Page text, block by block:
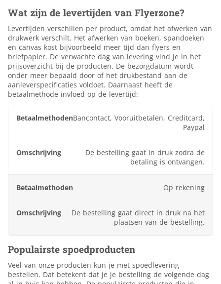
Wat zijn de levertijden van Flyerzone?
Levertijden verschillen per product, omdat het afwerken van
drukwerk verschilt. Het afwerken van boeken, spandoeken
en canvas kost bijvoorbeeld meer tijd dan flyers en
briefpapier. De verwachte dag van levering vind je in het
prijsoverzicht bij de producten. De bezorgdatum wordt
onder meer bepaald door of het drukbestand aan de
aanleverspecificaties voldoet. Daarnaast heeft de
betaalmethode invloed op de levertijd:
Betaalmethoden Omschrijving
Bancontact, Vooruitbetalen, Creditcard,
Paypal
De bestelling gaat in druk zodra de
betaling is ontvangen.
Op rekening
De bestelling gaat direct in druk na het
plaatsen van de bestelling.
Populairste spoedproducten
Veel van onze producten kun je met spoedlevering
bestellen. Dat betekent dat je je bestelling de volgende dag